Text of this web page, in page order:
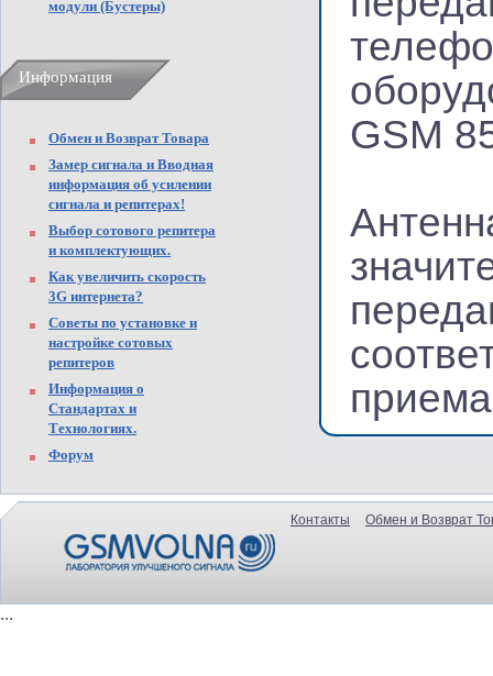
модули (Бустеры)
Информация
Обмен и Возврат Товара
Замер сигнала и Вводная
информация об усилении
сигнала и репитерах!
Выбор сотового репитера
и комплектующих.
Как увеличить скорость
3G интернета?
Советы по установке и
настройке сотовых
репитеров
Информация о
Стандартах и
Технологиях.
Форум
GSM
Контакты Обмен и Возврат
...